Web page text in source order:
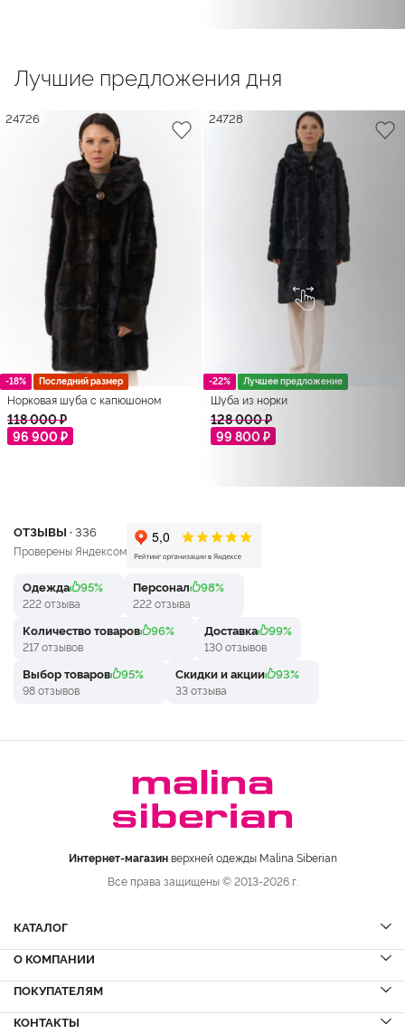
Лучшие предложения дня
-18% Последний размер
24726
Норковая шуба с капюшоном
118 000 ₽
96 900 ₽
-22% Лучшее предложение
24728
Шуба из норки
128 000 ₽
99 800 ₽
ОТЗЫВЫ ·336
Проверены Яндексом
Одежда 95%
222 отзыва
Персонал 98%
222 отзыва
Количество товаров 96%
217 отзывов
Доставка 99%
130 отзывов
Выбор товаров 95%
98 отзывов
Скидки и акции 93%
33 отзыва
Интернет-магазинверхней одежды Malina Siberian
Все права защищены © 2013-2026 г.
КАТАЛОГ
Шубы
Шубы из норки
Дубленки
О КОМПАНИИ
Вопрос-ответ
Сервисный центр
ПОКУПАТЕЛЯМ
Акции
КОНТАКТЫ